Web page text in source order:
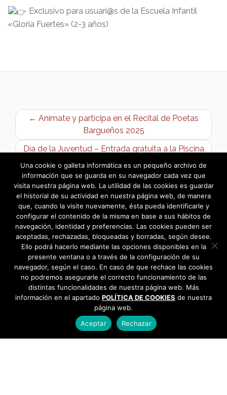
Exclusivo para usuari@s de la Escuela Infantil
«Gloria Fuertes» (2-3 años)
← Anímate y participa en el Recital de Poetas
Bargueños 2025
Día de la Juventud – Entrada gratuita a la Piscina
Municipal →
Una cookie o galleta informática es un pequeño archivo de
información que se guarda en su navegador cada vez que
visita nuestra página web. La utilidad de las cookies es guardar
el historial de su actividad en nuestra página web, de manera
que, cuando la visite nuevamente, ésta pueda identificarle y
configurar el contenido de la misma en base a sus hábitos de
navegación, identidad y preferencias. Las cookies pueden ser
aceptadas, rechazadas, bloqueadas y borradas, según desee.
Ello podrá hacerlo mediante las opciones disponibles en la
presente ventana o a través de la configuración de su
navegador, según el caso. En caso de que rechace las cookies
no podremos asegurarle el correcto funcionamiento de las
distintas funcionalidades de nuestra página web. Más
información en el apartado POLÍTICA DE COOKIES de nuestra
página web.
Aceptar
Rechazar